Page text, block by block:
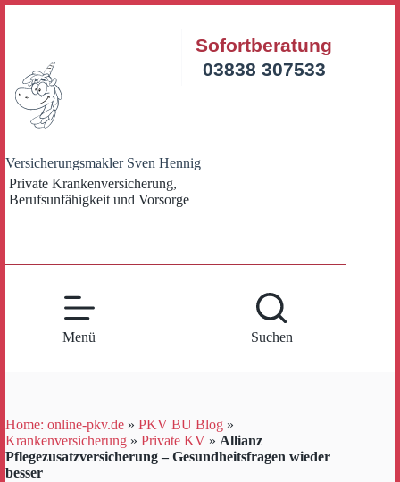
Versicherungsmakler Sven Hennig
Private Krankenversicherung,
Berufsunfähigkeit und Vorsorge
Sofortberatung
03838 307533
Menü Suchen
Home: online-pkv.de » PKV BU Blog »
Krankenversicherung » Private KV » Allianz
Pflegezusatzversicherung – Gesundheitsfragen wieder
besser